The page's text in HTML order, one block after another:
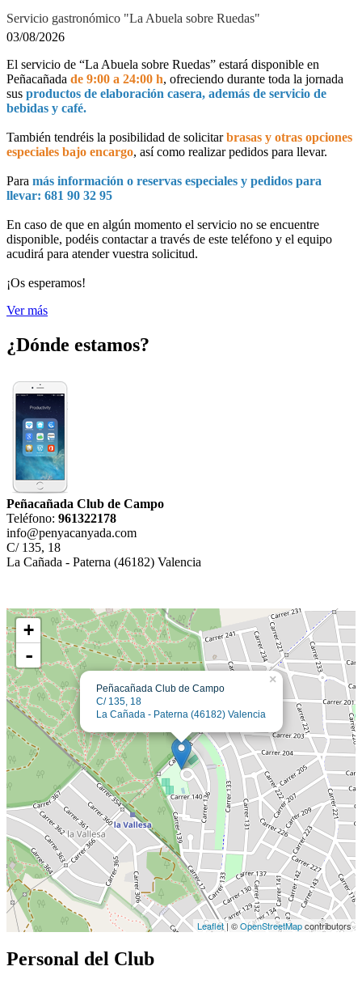
Servicio gastronómico "La Abuela sobre Ruedas"
03/08/2026
El servicio de “La Abuela sobre Ruedas” estará disponible en
Peñacañada de 9:00 a 24:00 h, ofreciendo durante toda la jornada
sus productos de elaboración casera, además de servicio de
bebidas y café.
También tendréis la posibilidad de solicitarbrasas y otras opciones
especiales bajo encargo, así como realizar pedidos para llevar.
Para más información o reservas especiales y pedidos para
llevar: 681 90 32 95
En caso de que en algún momento el servicio no se encuentre
disponible, podéis contactar a través de este teléfono y el equipo
acudirá para atender vuestra solicitud.
¡Os esperamos!
Ver más
¿Dónde estamos?
Peñacañada Club de Campo
Teléfono: 961322178
info@penyacanyada.com
C/ 135, 18
La Cañada - Paterna (46182) Valencia
×
Peñacañada Club de Campo
C/ 135, 18
La Cañada - Paterna (46182) Valencia
+
-
Leaflet| ©OpenStreetMapcontributors
Personal del Club